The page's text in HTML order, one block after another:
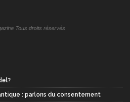
Tous droits réservés
: parlons du consentement